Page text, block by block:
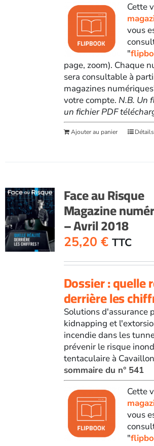
Cette
vous
"
page, zoom). Chaque
sera consultable à
magazines
votre compte. N.B. Un
un fichier PDF
Ajouter au panier Détails
Face au Risque
Magazine
– Avril 2018
25,20 € TTC
Dossier : quelle
derrière les
Solutions d'assurance
kidnapping et
incendie dans les
prévenir le risque
tentaculaire à
sommaire du n° 541
Cette
vous
"